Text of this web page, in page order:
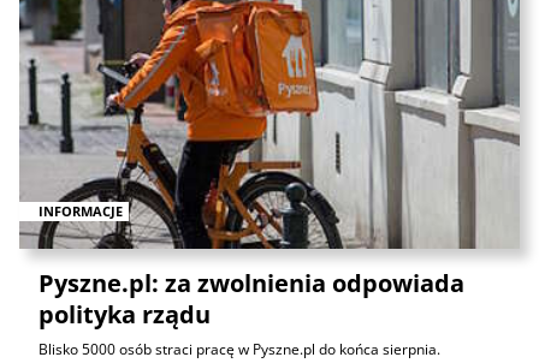
INFORMACJE
Pyszne.pl: za zwolnienia odpowiada
polityka rządu
Blisko 5000 osób straci pracę w Pyszne.pl do końca sierpnia.